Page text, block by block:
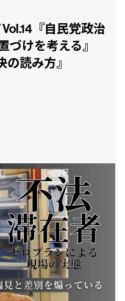
『自民党政治
づけを考える』
の読み方』